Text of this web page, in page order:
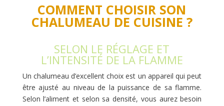
COMMENT CHOISIR SON
CHALUMEAU DE CUISINE ?
SELON LE RÉGLAGE ET
L’INTENSITÉ DE LA FLAMME
Un chalumeau d’excellent choix est un appareil qui peut
être ajusté au niveau de la puissance de sa flamme.
Selon l’aliment et selon sa densité, vous aurez besoin